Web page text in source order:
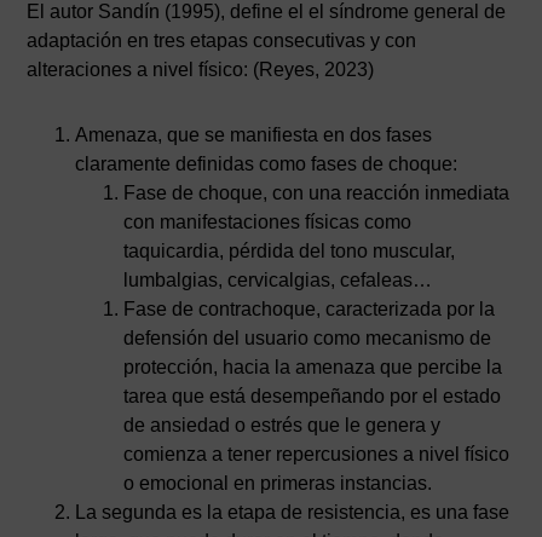
El autor Sandín (1995), define el el síndrome general de
adaptación en tres etapas consecutivas y con
alteraciones a nivel físico: (Reyes, 2023)
Amenaza, que se manifiesta en dos fases
claramente definidas como fases de choque:
Fase de choque, con una reacción inmediata
con manifestaciones físicas como
taquicardia, pérdida del tono muscular,
lumbalgias, cervicalgias, cefaleas…
Fase de contrachoque, caracterizada por la
defensión del usuario como mecanismo de
protección, hacia la amenaza que percibe la
tarea que está desempeñando por el estado
de ansiedad o estrés que le genera y
comienza a tener repercusiones a nivel físico
o emocional en primeras instancias.
La segunda es la etapa de resistencia, es una fase